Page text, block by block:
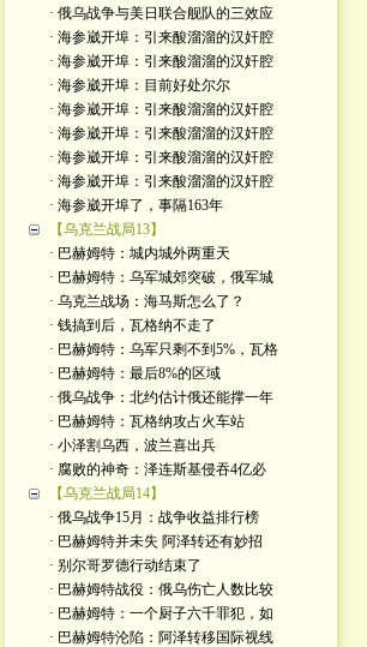
· 俄乌战争与美日联合舰队的三效应
· 海参崴开埠：引来酸溜溜的汉奸腔
· 海参崴开埠：引来酸溜溜的汉奸腔
· 海参崴开埠：目前好处尔尔
· 海参崴开埠：引来酸溜溜的汉奸腔
· 海参崴开埠：引来酸溜溜的汉奸腔
· 海参崴开埠：引来酸溜溜的汉奸腔
· 海参崴开埠：引来酸溜溜的汉奸腔
· 海参崴开埠了，事隔163年
【乌克兰战局13】
· 巴赫姆特：城内城外两重天
· 巴赫姆特：乌军城郊突破，俄军城
· 乌克兰战场：海马斯怎么了？
· 钱搞到后，瓦格纳不走了
· 巴赫姆特：乌军只剩不到5%，瓦格
· 巴赫姆特：最后8%的区域
· 俄乌战争：北约估计俄还能撑一年
· 巴赫姆特：瓦格纳攻占火车站
· 小泽割乌西，波兰喜出兵
· 腐败的神奇：泽连斯基侵吞4亿必
【乌克兰战局14】
· 俄乌战争15月：战争收益排行榜
· 巴赫姆特并未失 阿泽转还有妙招
· 别尔哥罗德行动结束了
· 巴赫姆特战役：俄乌伤亡人数比较
· 巴赫姆特：一个厨子六千罪犯，如
· 巴赫姆特沦陷：阿泽转移国际视线